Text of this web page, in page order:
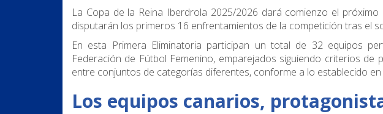
La Copa de la Reina Iberdrola 2025/2026 dará comienzo el próximo
disputarán los primeros 16 enfrentamientos de la competición tras el
En esta Primera Eliminatoria participan un total de 32 equipos
Federación de Fútbol Femenino, emparejados siguiendo criterios de
entre conjuntos de categorías diferentes, conforme a lo establecido
Los equipos canarios,